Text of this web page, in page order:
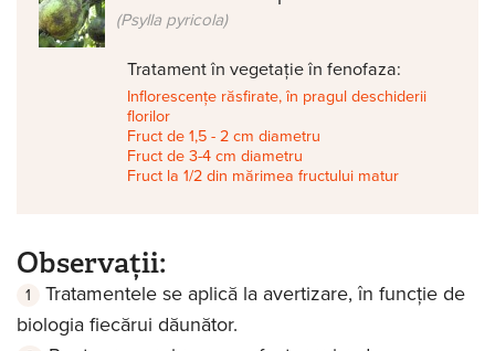
(Psylla pyricola)
Tratament în vegetație în fenofaza:
Inflorescențe răsfirate, în pragul deschiderii
florilor
Fruct de 1,5 - 2 cm diametru
Fruct de 3-4 cm diametru
Fruct la 1/2 din mărimea fructului matur
Observații:
Tratamentele se aplică la avertizare, în funcție de
biologia fiecărui dăunător.